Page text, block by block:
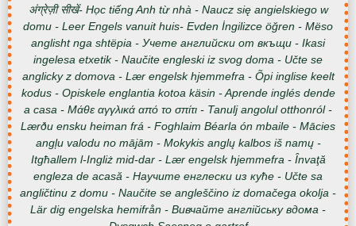
अंग्रेज़ी सीखें- Học tiếng Anh từ nhà - Naucz się angielskiego w
domu - Leer Engels vanuit huis- Evden İngilizce öğren - Mëso
anglisht nga shtëpia - Учете английски от вкъщи - Ikasi
ingelesa etxetik - Naučite engleski iz svog doma - Učte se
anglicky z domova - Lær engelsk hjemmefra - Õpi inglise keelt
kodus - Opiskele englantia kotoa käsin - Aprende inglés dende
a casa - Μάθε αγγλικά από το σπίτι - Tanulj angolul otthonról -
Lærðu ensku heiman frá - Foghlaim Béarla ón mbaile - Mācies
angļu valodu no mājām - Mokykis anglų kalbos iš namų -
Itgħallem l-Ingliż mid-dar - Lær engelsk hjemmefra - Învaţă
engleza de acasă - Научите енглески из куће - Učte sa
angličtinu z domu - Naučite se angleščino iz domačega okolja -
Lär dig engelska hemifrån - Вивчайте англійську вдома -